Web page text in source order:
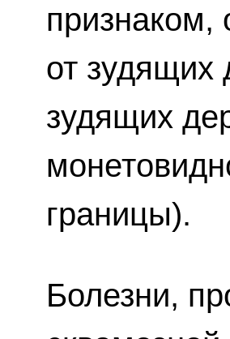
от зудящих
зудящих
границы).
Болезни,